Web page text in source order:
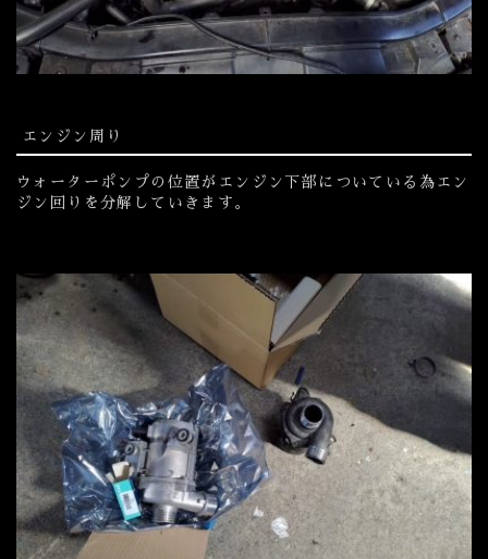
エンジン周り
ウォーターポンプの位置がエンジン下部についている為エン
ジン回りを分解していきます。